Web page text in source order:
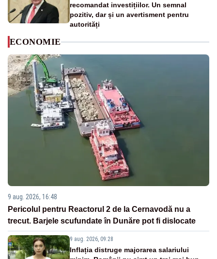
recomandat investițiilor. Un semnal
pozitiv, dar și un avertisment pentru
autorități
ECONOMIE
9 aug. 2026, 16:48
Pericolul pentru Reactorul 2 de la Cernavodă nu a
trecut. Barjele scufundate în Dunăre pot fi dislocate
9 aug. 2026, 09:28
Inflația distruge majorarea salariului